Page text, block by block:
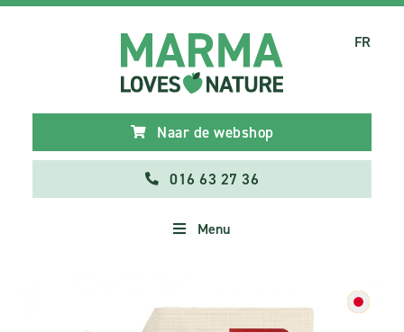
Naar de webshop
016 63 27 36
Menu
FR